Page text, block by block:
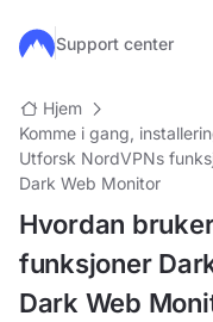
Hopp til hovedinnhold
Support center
Hjem
Komme i gang,
Utforsk NordVPNs
Dark Web Monitor
Hvordan
funksjoner
Dark Web